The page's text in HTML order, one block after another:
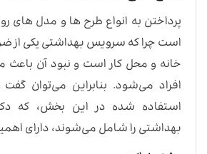
پرداختن به انواع طرح ها و مدل های
است چرا که سرویس بهداشتی یکی از
خانه و محل کار است و نبود آن
افراد می‌شود. بنابراین می‌توان
استفاده شده در این بخش، که
بهداشتی را شامل می‌شوند، دارای